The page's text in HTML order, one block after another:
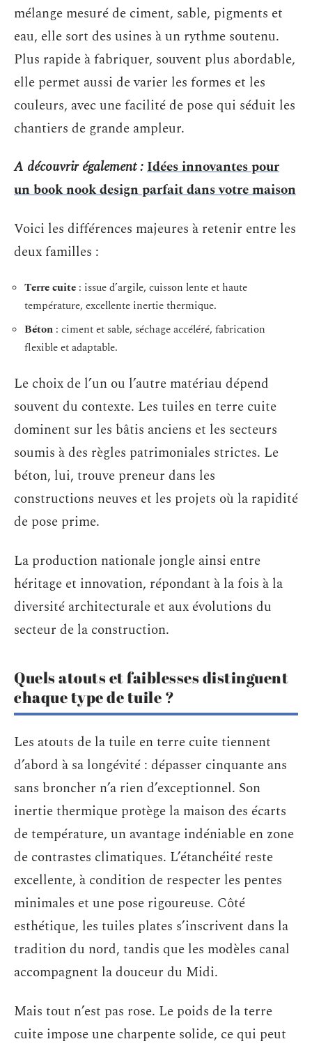
mélange mesuré de ciment, sable, pigments et
eau, elle sort des usines à un rythme soutenu.
Plus rapide à fabriquer, souvent plus abordable,
elle permet aussi de varier les formes et les
couleurs, avec une facilité de pose qui séduit les
chantiers de grande ampleur.
A découvrir également :Idées innovantes pour
un book nook design parfait dans votre maison
Voici les différences majeures à retenir entre les
deux familles :
Terre cuite : issue d’argile, cuisson lente et haute
température, excellente inertie thermique.
Béton : ciment et sable, séchage accéléré, fabrication
flexible et adaptable.
Le choix de l’un ou l’autre matériau dépend
souvent du contexte. Les tuiles en terre cuite
dominent sur les bâtis anciens et les secteurs
soumis à des règles patrimoniales strictes. Le
béton, lui, trouve preneur dans les
constructions neuves et les projets où la rapidité
de pose prime.
La production nationale jongle ainsi entre
héritage et innovation, répondant à la fois à la
diversité architecturale et aux évolutions du
secteur de la construction.
Quels atouts et faiblesses distinguent
chaque type de tuile ?
Les atouts de la tuile en terre cuite tiennent
d’abord à sa longévité : dépasser cinquante ans
sans broncher n’a rien d’exceptionnel. Son
inertie thermique protège la maison des écarts
de température, un avantage indéniable en zone
de contrastes climatiques. L’étanchéité reste
excellente, à condition de respecter les pentes
minimales et une pose rigoureuse. Côté
esthétique, les tuiles plates s’inscrivent dans la
tradition du nord, tandis que les modèles canal
accompagnent la douceur du Midi.
Mais tout n’est pas rose. Le poids de la terre
cuite impose une charpente solide, ce qui peut